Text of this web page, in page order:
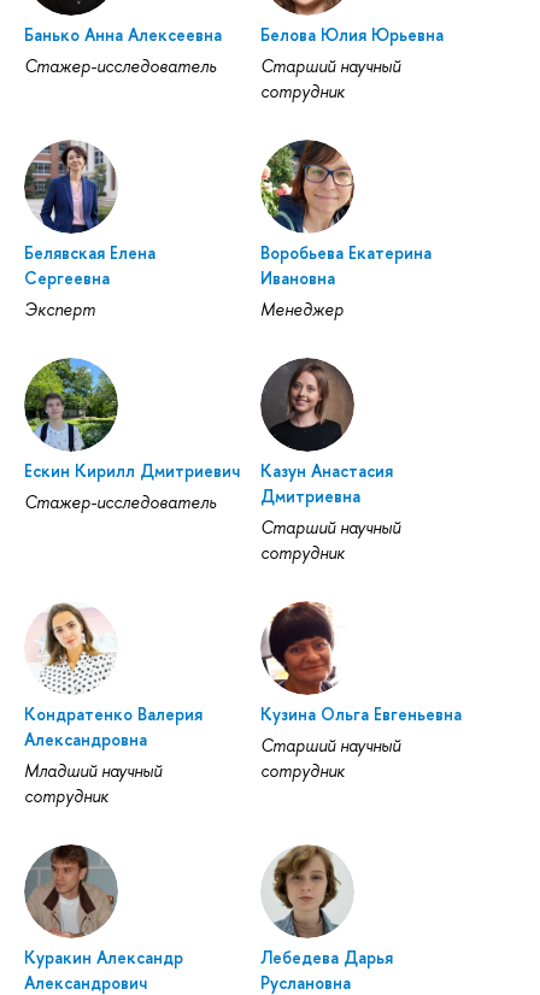
Банько Анна Алексеевна
Стажер-исследователь
Белова Юлия Юрьевна
Старший научный
сотрудник
Белявская Елена
Сергеевна
Эксперт
Воробьева Екатерина
Ивановна
Менеджер
Ескин Кирилл Дмитриевич
Стажер-исследователь
Казун Анастасия
Дмитриевна
Старший научный
сотрудник
Кондратенко Валерия
Александровна
Младший научный
сотрудник
Кузина Ольга Евгеньевна
Старший научный
сотрудник
Куракин Александр
Александрович
Лебедева Дарья
Руслановна